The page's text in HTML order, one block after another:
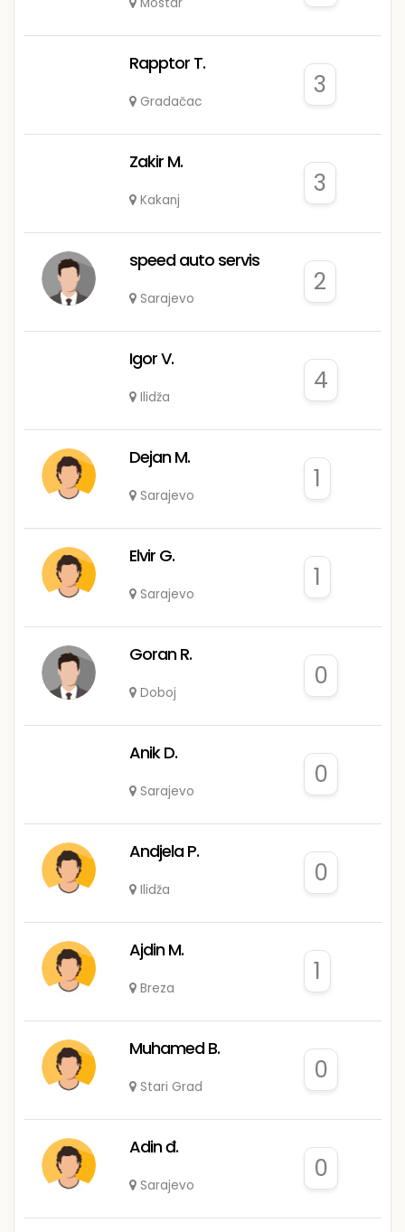
Rapptor T.
Gradačac
3
Zakir M.
Kakanj
3
speed auto servis
Sarajevo
2
Igor V.
Ilidža
4
Dejan M.
Sarajevo
1
Elvir G.
Sarajevo
1
Goran R.
Doboj
0
Anik D.
Sarajevo
0
Andjela P.
Ilidža
0
Ajdin M.
Breza
1
Muhamed B.
Stari Grad
0
Adin đ.
Sarajevo
0